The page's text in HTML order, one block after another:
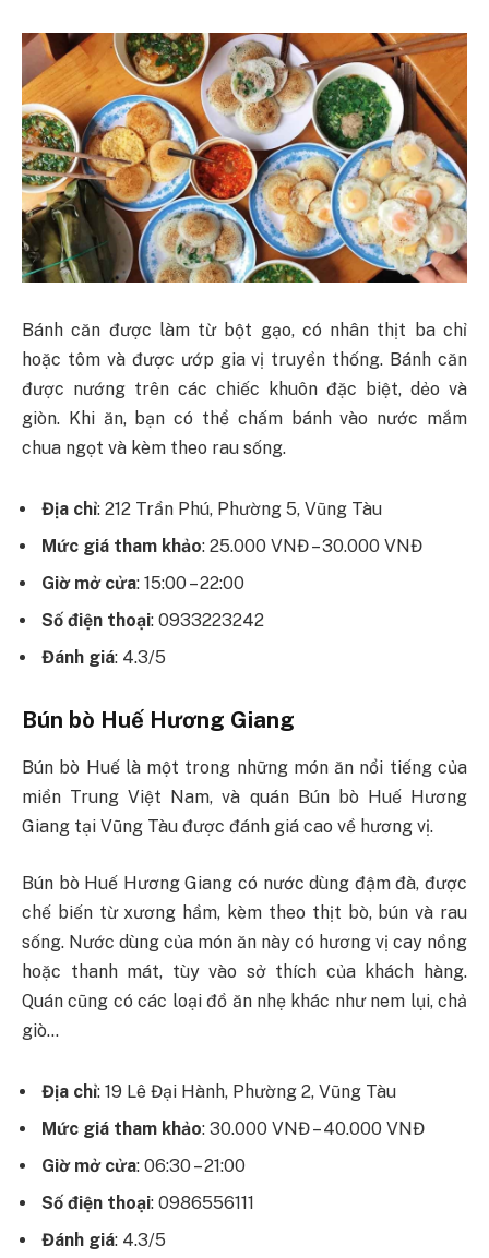
Bánh căn được làm từ bột gạo, có nhân thịt ba chỉ
hoặc tôm và được ướp gia vị truyền thống. Bánh căn
được nướng trên các chiếc khuôn đặc biệt, dẻo và
giòn. Khi ăn, bạn có thể chấm bánh vào nước mắm
chua ngọt và kèm theo rau sống.
Địa chỉ: 212 Trần Phú, Phường 5, Vũng Tàu
Mức giá tham khảo: 25.000 VNĐ – 30.000 VNĐ
Giờ mở cửa: 15:00 – 22:00
Số điện thoại: 0933223242
Đánh giá: 4.3/5
Bún bò Huế Hương Giang
Bún bò Huế là một trong những món ăn nổi tiếng của
miền Trung Việt Nam, và quán Bún bò Huế Hương
Giang tại Vũng Tàu được đánh giá cao về hương vị.
Bún bò Huế Hương Giang có nước dùng đậm đà, được
chế biến từ xương hầm, kèm theo thịt bò, bún và rau
sống. Nước dùng của món ăn này có hương vị cay nồng
hoặc thanh mát, tùy vào sở thích của khách hàng.
Quán cũng có các loại đồ ăn nhẹ khác như nem lụi, chả
giò…
Địa chỉ: 19 Lê Đại Hành, Phường 2, Vũng Tàu
Mức giá tham khảo: 30.000 VNĐ – 40.000 VNĐ
Giờ mở cửa: 06:30 – 21:00
Số điện thoại: 0986556111
Đánh giá: 4.3/5